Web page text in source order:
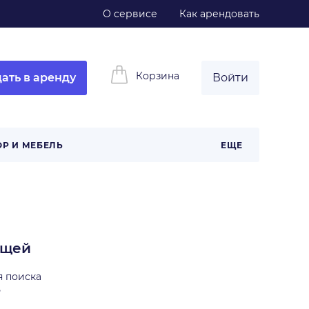
О сервисе Как арендовать
в аренду Корзина Войти
И МЕБЕЛЬ ЕЩЕ
поиска